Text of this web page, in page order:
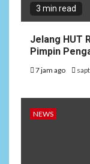
3 min read
Jelang HUT
Pimpin
7 jam ago
NEWS